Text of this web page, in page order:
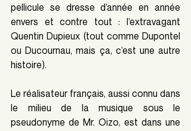
pellicule se dresse d’année en année
envers et contre tout : l’extravagant
Quentin Dupieux (tout comme Dupontel
ou Ducournau, mais ça, c’est une autre
histoire).
Le réalisateur français, aussi connu dans
le milieu de la musique sous le
pseudonyme de Mr. Oizo, est dans une